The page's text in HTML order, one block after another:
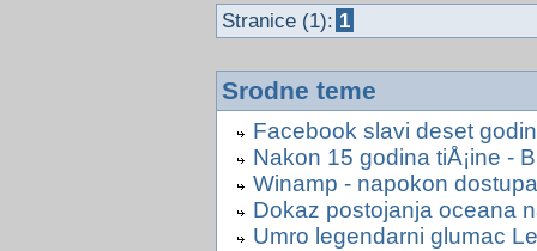
Stranice (1): 1
Srodne teme
Facebook slavi deset
Nakon 15 godina tiÅ¡ine -
Winamp - napokon
Dokaz postojanja oceana
Umro legendarni glumac